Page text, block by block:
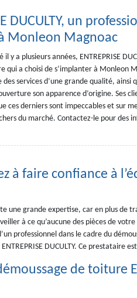
DUCULTY, un
Monleon Magnoac
y a plusieurs années, ENTREPRISE
qui a choisi de s’implanter à Monleon
services d’une grande qualité, ainsi
son apparence d’origine. Ses
ces derniers sont impeccables et sur
du marché. Contactez-le pour des
à faire confiance à
une grande expertise, car en plus de
à ce qu’aucune des pièces de
professionnel dans le cadre du
DUCULTY. Ce prestataire
de toiture